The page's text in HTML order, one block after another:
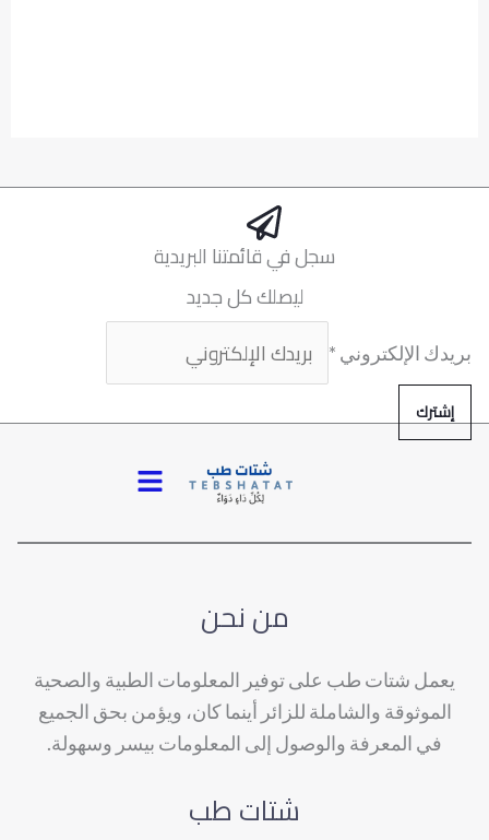
سجل في قائمتنا البريدية
ليصلك كل جديد
بريدك الإلكتروني *
إشترك
القائمة
من نحن
يعمل شتات طب على توفير المعلومات الطبية والصحية
الموثوقة والشاملة للزائر أينما كان، ويؤمن بحق الجميع
في المعرفة والوصول إلى المعلومات بيسر وسهولة.
شتات طب